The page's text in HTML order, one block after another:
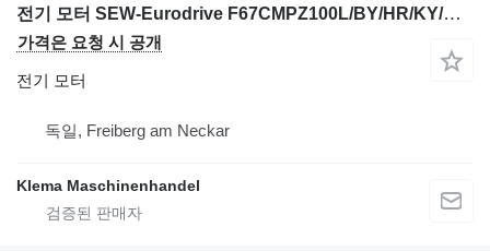
전기 모터 SEW-Eurodrive F67CMPZ100L/BY/HR/KY/AK1H/SBB
가격은 요청 시 공개
전기 모터
독일, Freiberg am Neckar
Klema Maschinenhandel